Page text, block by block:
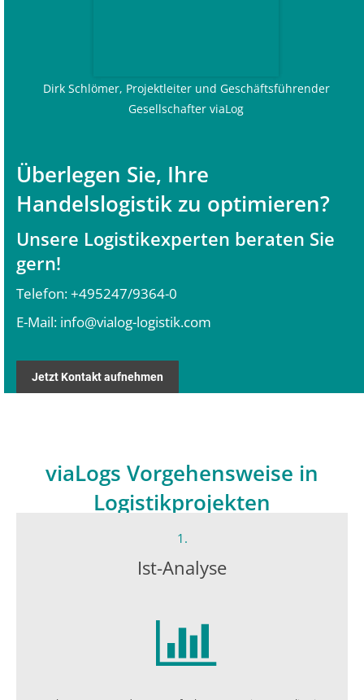
Dirk Schlömer, Projektleiter und Geschäftsführender
Gesellschafter viaLog
Überlegen Sie, Ihre
Handelslogistik zu optimieren?
Unsere Logistikexperten beraten Sie
gern!
Telefon:+495247/9364-0
E-Mail: info@vialog-logistik.com
Jetzt Kontakt aufnehmen
viaLogs Vorgehensweise in
Logistikprojekten
1.
Ist-Analyse